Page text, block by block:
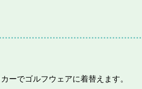
ーでゴルフウェアに着替えます。